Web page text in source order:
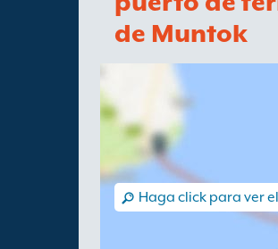
de Muntok
Haga click para ver